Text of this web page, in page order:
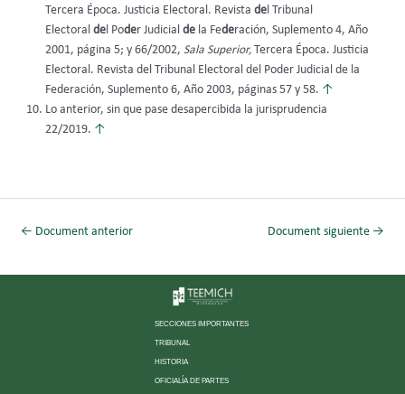
Tercera Época. Justicia Electoral. Revista de l Tribunal
Electoral de l Poder Judicial de la Federación, Suplemento 4, Año
2001, página 5; y 66/2002, Sala Superior, Tercera Época. Justicia
Electoral. Revista del Tribunal Electoral del Poder Judicial de la
Federación, Suplemento 6, Año 2003, páginas 57 y 58. ↑
Lo anterior, sin que pase desapercibida la jurisprudencia
22/2019. ↑
← Document anterior Document siguiente →
SECCIONES IMPORTANTES
TRIBUNAL
HISTORIA
OFICIALÍA DE PARTES